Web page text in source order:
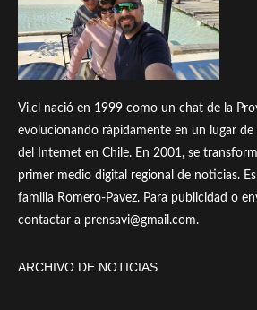
Vi.cl nació en 1999 como un chat de la
evolucionando rápidamente en un lugar
del Internet en Chile. En 2001, se
primer medio digital regional de noticias.
familia Romero-Pavez. Para publicidad o
contactar a prensavi@gmail.com.
ARCHIVO DE NOTICIAS